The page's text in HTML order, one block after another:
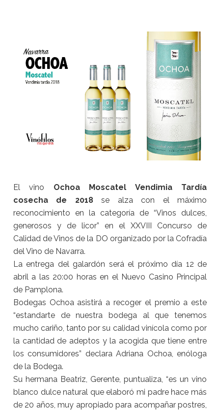
El vino Ochoa Moscatel Vendimia Tardía
cosecha de 2018se alza con el máximo
reconocimiento en la categoría de “Vinos dulces,
generosos y de licor” en el XXVIII Concurso de
Calidad de Vinos de la DO organizado por la Cofradía
del Vino de Navarra.
La entrega del galardón será el próximo día 12 de
abril a las 20:00 horas en el Nuevo Casino Principal
de Pamplona.
Bodegas Ochoa asistirá a recoger el premio a este
“estandarte de nuestra bodega al que tenemos
mucho cariño, tanto por su calidad vinícola como por
la cantidad de adeptos y la acogida que tiene entre
los consumidores” declara Adriana Ochoa, enóloga
de la Bodega.
Su hermana Beatriz, Gerente, puntualiza, “es un vino
blanco dulce natural que elaboró mi padre hace más
de 20 años, muy apropiado para acompañar postres,